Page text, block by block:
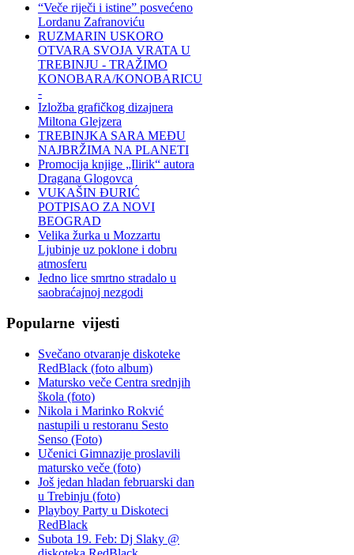
“Veče riječi i istine” posvećeno
Lordanu Zafranoviću
RUZMARIN USKORO
OTVARA SVOJA VRATA U
TREBINJU - TRAŽIMO
KONOBARA/KONOBARICU
-
Izložba grafičkog dizajnera
Miltona Glejzera
TREBINЈKA SARA MEĐU
NAJBRŽIMA NA PLANETI
Promocija knjige „Ilirik“ autora
Dragana Glogovca
VUKAŠIN ĐURIĆ
POTPISAO ZA NOVI
BEOGRAD
Velika žurka u Mozzartu
Ljubinje uz poklone i dobru
atmosferu
Jedno lice smrtno stradalo u
saobraćajnoj nezgodi
Popularne vijesti
Svečano otvaranje diskoteke
RedBlack (foto album)
Matursko veče Centra srednjih
škola (foto)
Nikola i Marinko Rokvić
nastupili u restoranu Sesto
Senso (Foto)
Učenici Gimnazije proslavili
matursko veče (foto)
Još jedan hladan februarski dan
u Trebinju (foto)
Playboy Party u Diskoteci
RedBlack
Subota 19. Feb: Dj Slaky @